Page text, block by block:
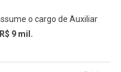
o cargo de Auxiliar
R$ 9 mil.